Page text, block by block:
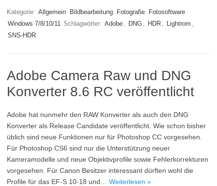
Kategorie: Allgemein Bildbearbeitung Fotografie
Fotosoftware
Windows 7/8/10/11 Schlagwörter: Adobe , DNG , HDR , Lightrom ,
SNS-HDR
Adobe Camera Raw und DNG
Konverter 8.6 RC veröffentlicht
Adobe hat nunmehr den RAW Konverter als auch den DNG
Konverter als Release Candidate veröffentlicht. Wie schon bisher
üblich sind neue Funktionen nur für Photoshop CC vorgesehen.
Für Photoshop CS6 sind nur die Unterstützung neuer
Kameramodelle und neue Objektivprofile sowie Fehlerkorrekturen
vorgesehen. Für Canon Besitzer interessant dürften wohl die
Profile für das EF-S 10-18 und… Weiterlesen »